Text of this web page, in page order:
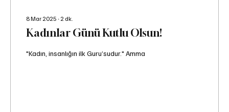
8 Mar 2025 ∙2dk.
Kadınlar Günü Kutlu Olsun!
"Kadın, insanlığın ilk Guru’sudur." Amma